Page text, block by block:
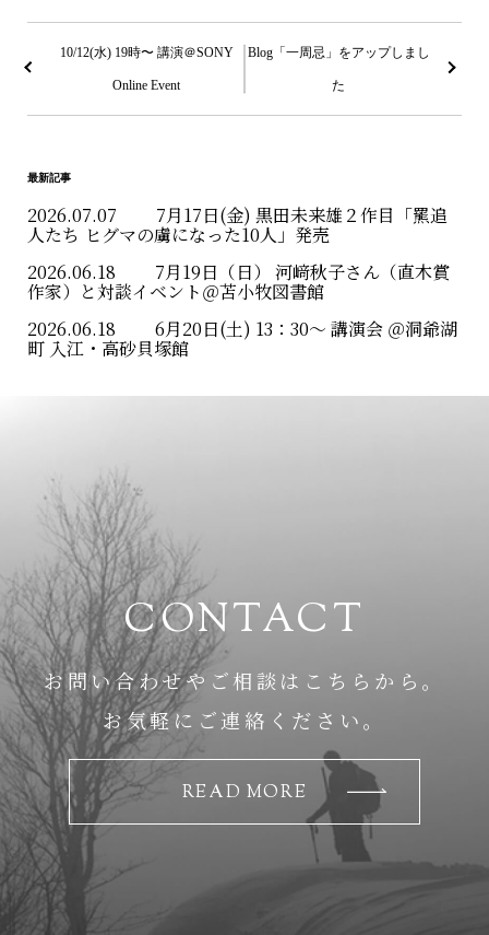
投
稿
ナ
ー
シ
ョ
ン
10/12(水) 19時〜 講演＠SONY
Online Event
Blog「一周忌」をアップしまし
た
最新記事
2026.07.07 7月17日(金) 黒田未来雄２作目「羆追
人たち ヒグマの虜になった10人」発売
2026.06.18
7月19日（日） 河﨑秋子さん（直木賞
作家）と対談イベント＠苫小牧図書館
2026.06.18
6月20日(土) 13：30〜 講演会 ＠洞爺湖
町 入江・高砂貝塚館
CONTACT
お問い合わせやご相談はこちらから。
お気軽にご連絡ください。
READ MORE